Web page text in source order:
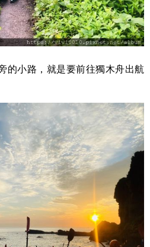
的小路，就是要前往獨木舟出航